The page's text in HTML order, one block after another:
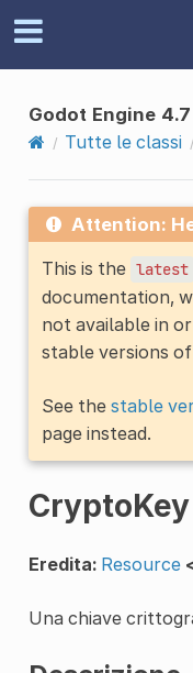
Godot Engine
Tutte le classi
Attention:
This is the latest
documentation,
not available in
stable versions
See the stable
page instead.
CryptoKey
Eredita: Resource
Una chiave